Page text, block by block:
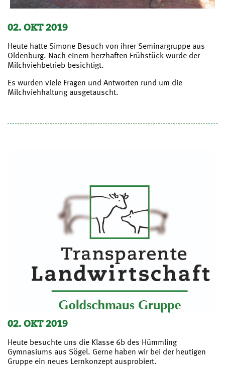
02. OKT 2019
Heute hatte Simone Besuch von ihrer Seminargruppe aus
Oldenburg. Nach einem herzhaften Frühstück wurde der
Milchviehbetrieb besichtigt.
Es wurden viele Fragen und Antworten rund um die
Milchviehhaltung ausgetauscht.
02. OKT 2019
Heute besuchte uns die Klasse 6b des Hümmling
Gymnasiums aus Sögel. Gerne haben wir bei der heutigen
Gruppe ein neues Lernkonzept ausprobiert.